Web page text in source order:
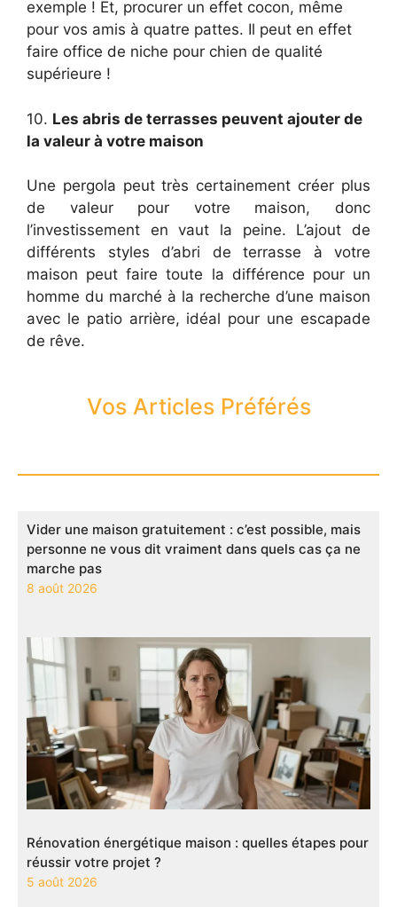
exemple ! Et, procurer un effet cocon, même
pour vos amis à quatre pattes. Il peut en effet
faire office de niche pour chien de qualité
supérieure !
10. Les abris de terrasses peuvent ajouter de
la valeur à votre maison
Une pergola peut très certainement créer plus
de valeur pour votre maison, donc
l’investissement en vaut la peine. L’ajout de
différents styles d’abri de terrasse à votre
maison peut faire toute la différence pour un
homme du marché à la recherche d’une maison
avec le patio arrière, idéal pour une escapade
de rêve.
Vos Articles Préférés
Vider une maison gratuitement : c’est possible, mais
personne ne vous dit vraiment dans quels cas ça ne
marche pas
8 août 2026
Rénovation énergétique maison : quelles étapes pour
réussir votre projet ?
5 août 2026